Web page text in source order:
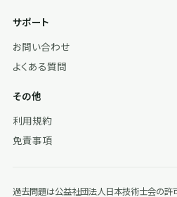
サポート
お問い合わせ
よくある質問
その他
利用規約
免責事項
過去問題は公益社団法人日本技術士会の許